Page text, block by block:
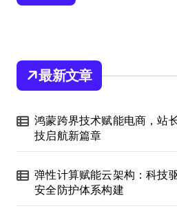
最新文章
鸿蒙跨界技术赋能电商，站
技启航新篇章
弹性计算赋能云架构：科技
安全防护体系构建